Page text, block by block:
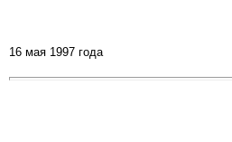
16 мая 1997 года